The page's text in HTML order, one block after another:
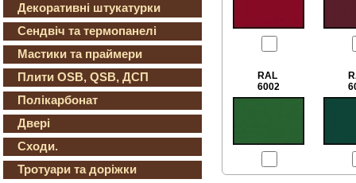
Декоративні штукатурки
Сендвіч та термопанелі
Мастики та праймери
Плити OSB, QSB, ДСП
Полікарбонат
Двері
Сходи.
Тротуари та доріжки
RAL
6002